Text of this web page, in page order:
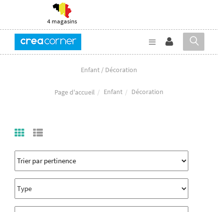
4 magasins
Enfant / Décoration
Page d'accueil Enfant Décoration